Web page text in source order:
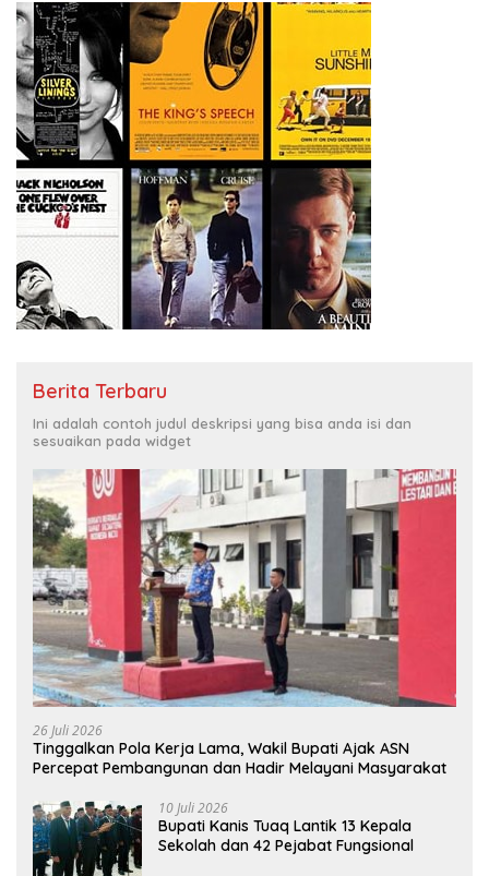
Berita Terbaru
Ini adalah contoh judul deskripsi yang bisa anda isi dan
sesuaikan pada widget
26 Juli 2026
Tinggalkan Pola Kerja Lama, Wakil Bupati Ajak ASN
Percepat Pembangunan dan Hadir Melayani Masyarakat
10 Juli 2026
Bupati Kanis Tuaq Lantik 13 Kepala
Sekolah dan 42 Pejabat Fungsional